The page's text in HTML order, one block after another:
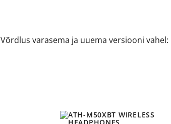
Võrdlus varasema ja uuema versiooni vahel: